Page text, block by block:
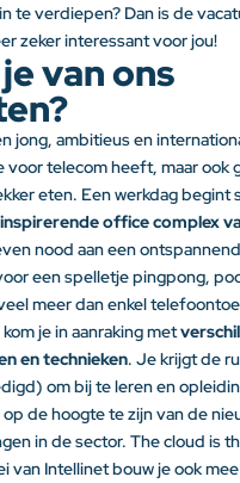
te verdiepen? Dan is de
zeker interessant voor jou!
van ons
jong, ambitieus en
voor telecom heeft, maar ook
eten. Een werkdag begint
inspirerende office complex
nood aan een
een spelletje pingpong,
meer dan enkel
je in aanraking met
en technieken. Je krijgt de
om bij te leren en
de hoogte te zijn van de
in de sector. The cloud is
van Intellinet bouw je ook